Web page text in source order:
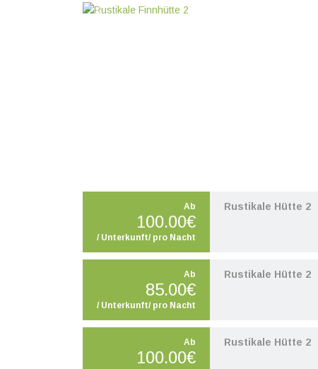
Zurück
Ab
100.00€
/ Unterkunft/ pro Nacht
Rustikale Hütte 2
Ab
85.00€
/ Unterkunft/ pro Nacht
Rustikale Hütte 2
Ab
100.00€
Rustikale Hütte 2